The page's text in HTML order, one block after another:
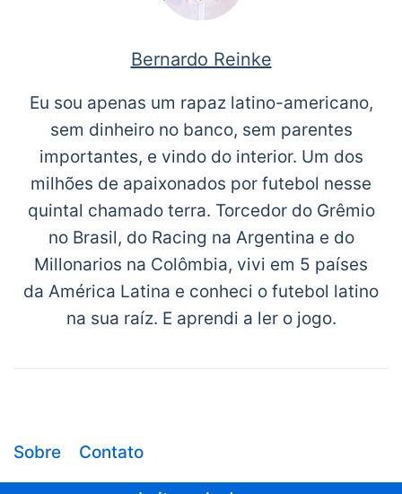
Bernardo Reinke
Eu sou apenas um rapaz latino-americano,
sem dinheiro no banco, sem parentes
importantes, e vindo do interior. Um dos
milhões de apaixonados por futebol nesse
quintal chamado terra. Torcedor do Grêmio
no Brasil, do Racing na Argentina e do
Millonarios na Colômbia, vivi em 5 países
da América Latina e conheci o futebol latino
na sua raíz. E aprendi a ler o jogo.
Sobre Contato